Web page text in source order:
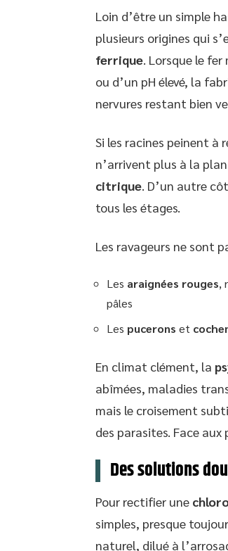
Loin d’être un simple
plusieurs origines qui
ferrique. Lorsque le
ou d’un pH élevé, la
nervures restant bien
Si les racines peinent à
n’arrivent plus à la
citrique. D’un autre
tous les étages.
Les ravageurs ne sont
Les araignées rouges,
pâles
Les pucerons et
En climat clément, la
abîmées, maladies
mais le croisement
des parasites. Face
Des solutions
Pour rectifier une
simples, presque
naturel, dilué à